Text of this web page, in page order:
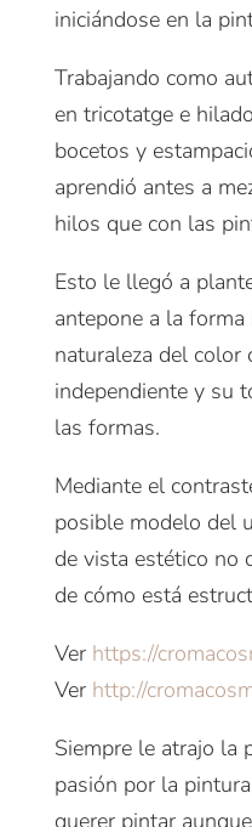
iniciándose en la
Trabajando como
en tricotatge e
bocetos y
aprendió antes a
hilos que con las
Esto le llegó a
antepone a la
naturaleza del color
independiente y su
las formas.
Mediante el
posible modelo del
de vista estético no
de cómo está
Ver https://
Ver http://
Siempre le atrajo la
pasión por la